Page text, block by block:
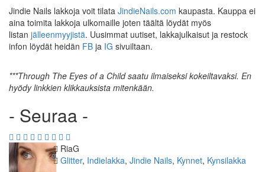
Jindie Nails lakkoja voit tilata JindieNails.com kaupasta. Kauppa ei
aina toimita lakkoja ulkomaille joten täältä löydät myös
listan jälleenmyyjistä. Uusimmat uutiset, lakkajulkaisut ja restock
infon löydät heidän FB ja IG sivuiltaan.
***Through The Eyes of a Childsaatu ilmaiseksi kokeiltavaksi. En
hyödy linkkien klikkauksista mitenkään.
- Seuraa -
Kirjoittaja
RiaG
Kategoriat
Glitter, Indielakka, Jindie Nails, Kynnet, Kynsilakka